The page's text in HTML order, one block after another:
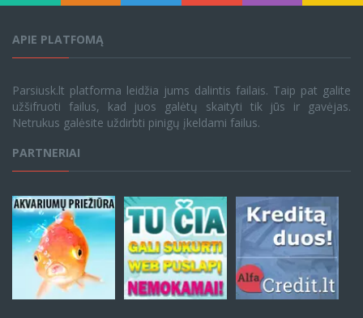
APIE PLATFOMĄ
Parsiusk.lt platforma leidžia jums dalintis failais. Taip pat galite
užšifruoti failus, kad juos galėtų skaityti tik jūs ir gavėjas.
Netrukus galėsite uždirbti pinigų įkeldami failus.
PARTNERIAI